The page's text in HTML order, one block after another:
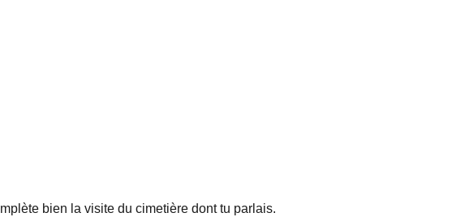
bien la visite du cimetière dont tu parlais.